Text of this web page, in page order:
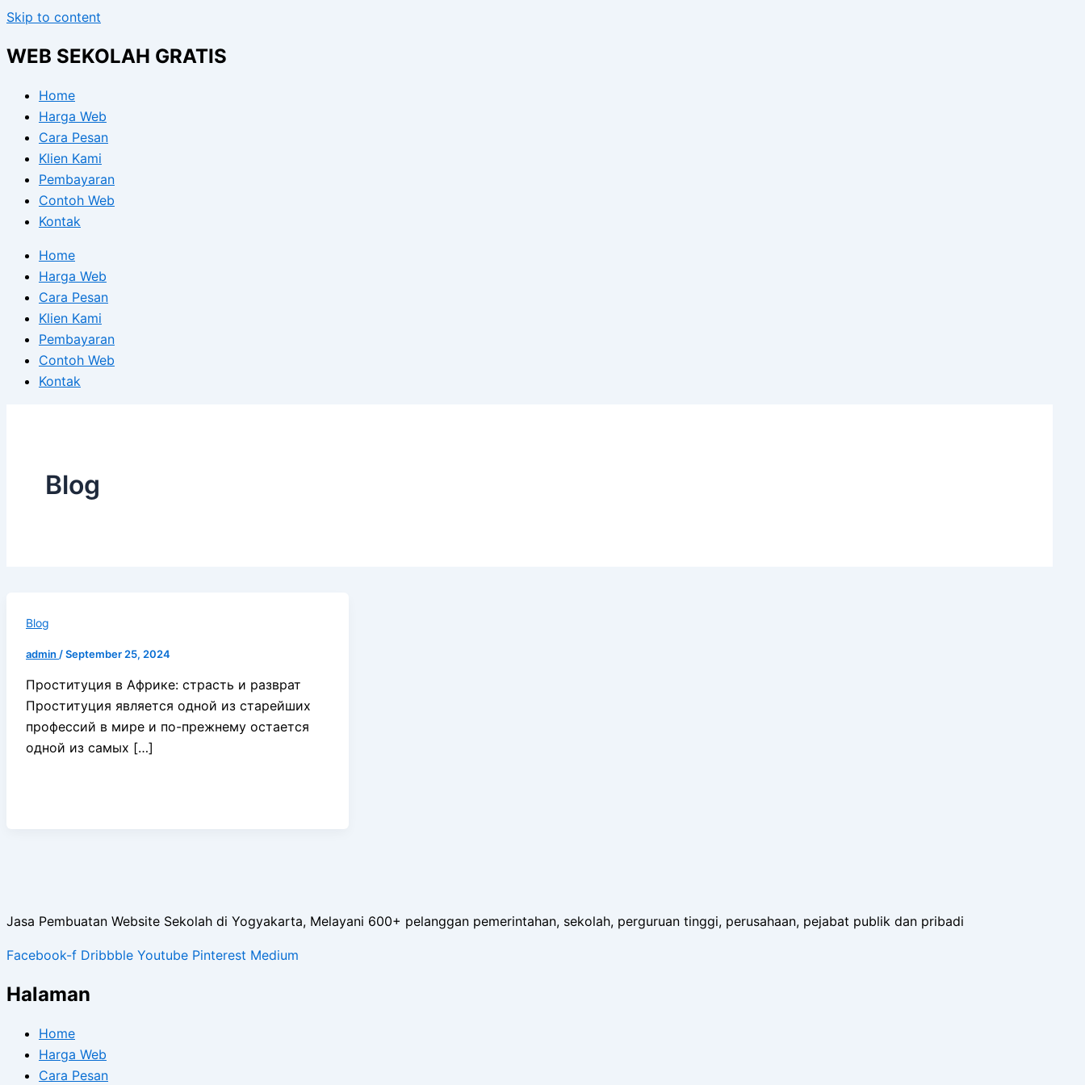
Skip to content
WEB SEKOLAH GRATIS
Home
Harga Web
Cara Pesan
Klien Kami
Pembayaran
Contoh Web
Kontak
Home
Harga Web
Cara Pesan
Klien Kami
Pembayaran
Contoh Web
Kontak
Blog
Blog
admin /September 25, 2024
Проституция в Африке: страсть и разврат
Проституция является одной из старейших
профессий в мире и по-прежнему остается
одной из самых […]
Jasa Pembuatan Website Sekolah di Yogyakarta, Melayani 600+ pelanggan pemerintahan, sekolah, perguruan tinggi, perusahaan, pejabat publik dan pribadi
Facebook-f Dribbble Youtube Pinterest Medium
Halaman
Home
Harga Web
Cara Pesan